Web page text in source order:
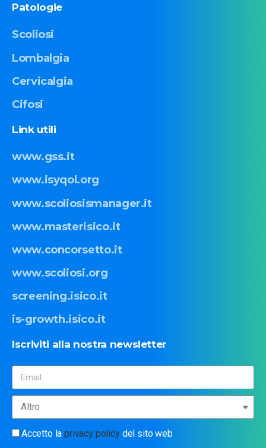
Patologie
Scoliosi
Lombalgia
Cervicalgia
Cifosi
Link utili
www.gss.it
www.isyqol.org
www.scoliosismanager.it
www.masterisico.it
www.concorsetto.it
www.scoliosi.org
screening.isico.it
is-growth.isico.it
Iscriviti alla nostra newsletter
Accetto laprivacy policydel sito web